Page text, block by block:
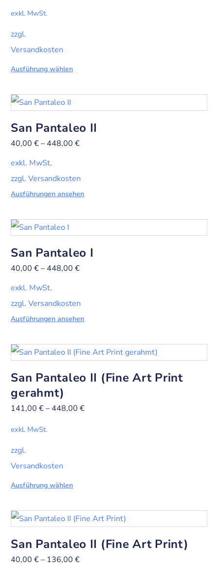
exkl. MwSt.
zzgl.
Versandkosten
Ausführung wählen
San Pantaleo II
40,00€– 448,00€
exkl. MwSt.
zzgl. Versandkosten
Ausführungen ansehen
San Pantaleo I
40,00€– 448,00€
exkl. MwSt.
zzgl. Versandkosten
Ausführungen ansehen
San Pantaleo II (Fine Art Print
gerahmt)
141,00€– 448,00€
exkl. MwSt.
zzgl.
Versandkosten
Ausführung wählen
San Pantaleo II (Fine Art Print)
40,00€– 136,00€